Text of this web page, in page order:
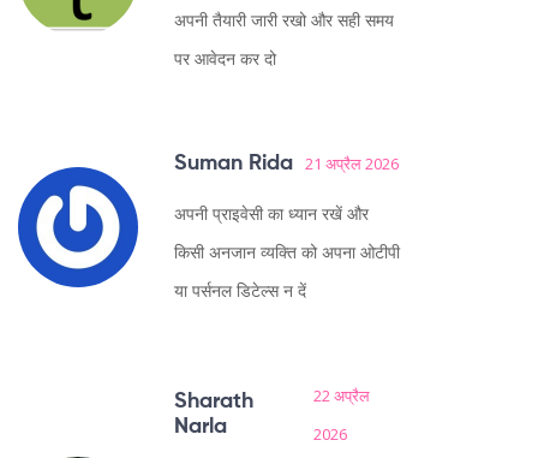
अपनी तैयारी जारी रखो और सही समय
पर आवेदन कर दो
Suman Rida 21 अप्रैल 2026
अपनी प्राइवेसी का ध्यान रखें और
किसी अनजान व्यक्ति को अपना ओटीपी
या पर्सनल डिटेल्स न दें
Sharath
Narla
22 अप्रैल
2026